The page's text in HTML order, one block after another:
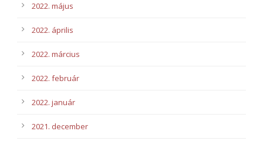
2022. május
2022. április
2022. március
2022. február
2022. január
2021. december